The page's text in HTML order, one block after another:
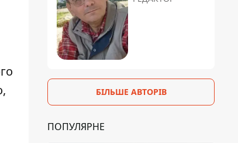
БІЛЬШЕ АВТОРІВ
ПОПУЛЯРНЕ